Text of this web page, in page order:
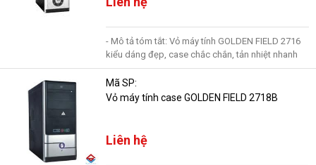
- Mô tả tóm tắt: Vỏ máy tính GOLDEN FIELD 2716
kiểu dáng đẹp, case chắc chắn, tản nhiệt nhanh
Mã SP:
Vỏ máy tính case GOLDEN FIELD 2718B
Liên hệ